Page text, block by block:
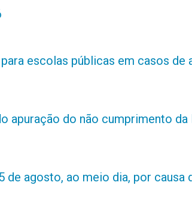
escolas públicas em casos
apuração do não cumprimento
de agosto, ao meio dia, por